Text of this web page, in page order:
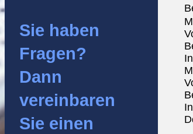
Sie haben
Fragen?
Dann
vereinbaren
Sie einen